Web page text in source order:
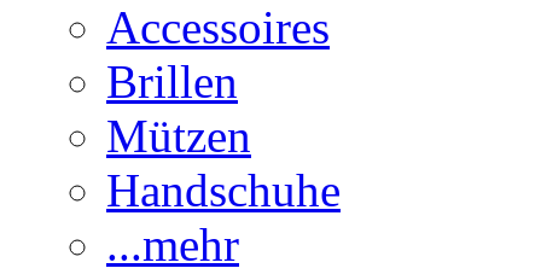
Accessoires
Brillen
Mützen
Handschuhe
...mehr